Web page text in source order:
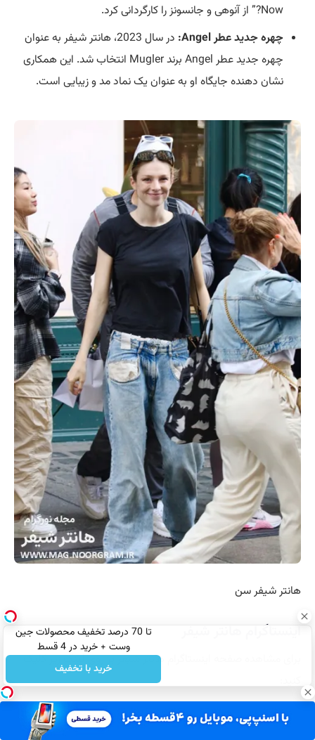
تا 70 درصد تخفیف محصولات جین
وست + خرید در 4 قسط
خرید با تخفیف
Now?” از آنوهی و جانسونز را کارگردانی کرد.
چهره جدید عطر Angel:
در سال 2023، هانتر شیفر به عنوان
چهره جدید عطر Angel برند Mugler انتخاب شد. این همکاری
نشان دهنده جایگاه او به عنوان یک نماد مد و زیبایی است.
هانتر شیفر سن
اینستاگرام هانتر شیفر
برای مشاهده صفحه اینستاگرام هانتر شیفر بر روی لینک زیر کلیک
https://www.instagram.com/hunterschafer